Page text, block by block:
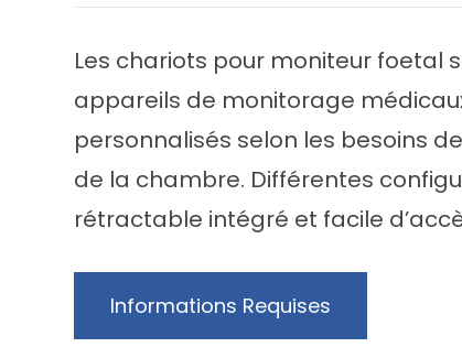
Les chariots pour moniteur
appareils de monitorage
personnalisés selon les besoins
de la chambre. Différentes
rétractable intégré et facile
Informations Requises